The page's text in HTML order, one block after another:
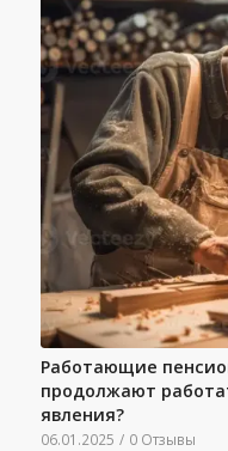
Работающие
продолжают
явления?
06.01.2025 / 0 Отзывы